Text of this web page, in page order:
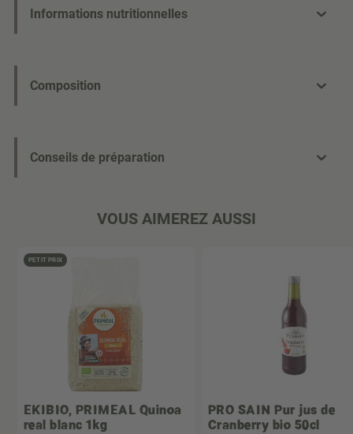
Informations nutritionnelles
Composition
Conseils de préparation
VOUS AIMEREZ AUSSI
PETIT PRIX
EKIBIO, PRIMEAL Quinoa
real blanc 1kg
PRO SAIN Pur jus de
Cranberry bio 50cl